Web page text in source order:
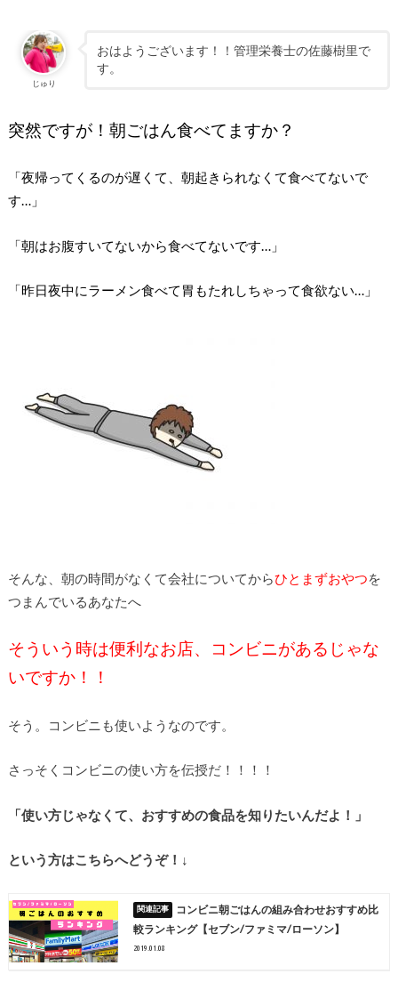
じゅり
おはようございます！！管理栄養士の佐藤樹里で
す。
突然ですが！朝ごはん食べてますか？
「夜帰ってくるのが遅くて、朝起きられなくて食べてないで
す…」
「朝はお腹すいてないから食べてないです…」
「昨日夜中にラーメン食べて胃もたれしちゃって食欲ない…」
そんな、朝の時間がなくて会社についてからひとまずおやつを
つまんでいるあなたへ
そういう時は便利なお店、コンビニがあるじゃな
いですか！！
そう。コンビニも使いようなのです。
さっそくコンビニの使い方を伝授だ！！！！
「使い方じゃなくて、おすすめの食品を知りたいんだよ！」
という方はこちらへどうぞ！↓
コンビニ朝ごはんの組み合わせおすすめ比
較ランキング【セブン/ファミマ/ローソン】
2019.01.08